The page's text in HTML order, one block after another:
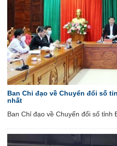
Ban Chỉ đạo về Chuyển đổi số
nhất
Ban Chỉ đạo về Chuyển đổi số